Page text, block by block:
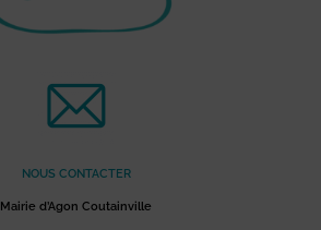
NOUS CONTACTER
Mairie d’Agon Coutainville